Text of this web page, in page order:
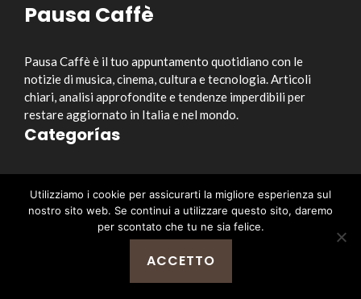
Pausa Caffè
Pausa Caffè è il tuo appuntamento quotidiano con le
notizie di musica, cinema, cultura e tecnologia. Articoli
chiari, analisi approfondite e tendenze imperdibili per
restare aggiornato in Italia e nel mondo.
Categorías
Musica
Cinema e Serie TV
Style&Culture
Enlaces útiles
Utilizziamo i cookie per assicurarti la migliore esperienza sul
nostro sito web. Se continui a utilizzare questo sito, daremo
per scontato che tu ne sia felice.
ACCETTO